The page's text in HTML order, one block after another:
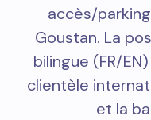
accès/
Goustan. La
bilingue (FR/
clientèle
et la